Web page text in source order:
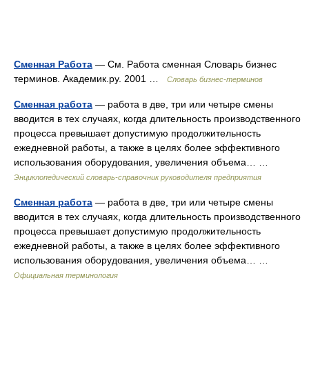
Сменная Работа — См. Работа сменная Словарь бизнес
терминов. Академик.ру. 2001 …
Словарь бизнес-терминов
Сменная работа — работа в две, три или четыре смены
вводится в тех случаях, когда длительность производственного
процесса превышает допустимую продолжительность
ежедневной работы, а также в целях более эффективного
использования оборудования, увеличения объема… …
Энциклопедический словарь-справочник руководителя предприятия
Сменная работа — работа в две, три или четыре смены
вводится в тех случаях, когда длительность производственного
процесса превышает допустимую продолжительность
ежедневной работы, а также в целях более эффективного
использования оборудования, увеличения объема… …
Официальная терминология